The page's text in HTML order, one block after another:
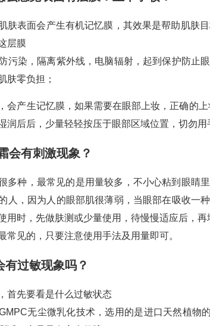
肤表面会产生有机记忆膜，其效果是帮助肌肤
层膜
污染，隔离紫外线，电脑辐射，起到保护防止
肤零负担；
会产生记忆膜，如果需要在眼部上妆，正确的
润后后，少量轻轻按压于眼部区域位置，切勿用
会有刺激现象？
多种，最常见的是用量较多，不小心粘到眼睛
人，因为人的眼部肌很薄弱，当眼部在吸收一
用时，先做肤测或少量使用，待慢慢适应后，再
常见的，只要注意使用手法及用量即可。
有过敏现象吗？
首先要看是什么过敏状态
无尘微乳化技术，选用的是进口天然植物